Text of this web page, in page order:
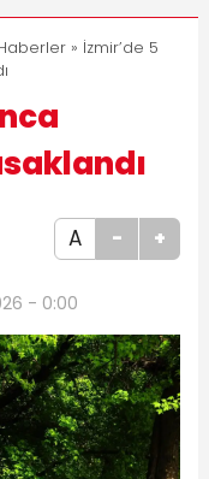
Başladı | Hızlı ve
Akıllı Haber Platformu
» İzmir’de 5
A - +
- 0:00